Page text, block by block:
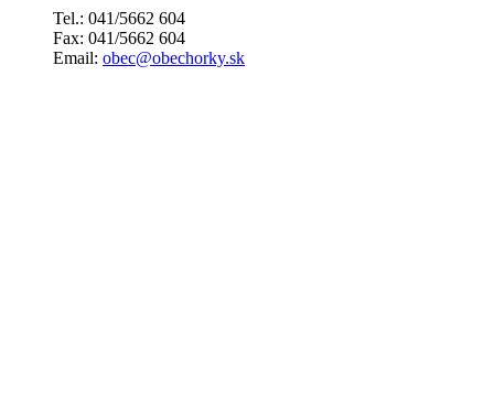
Tel.: 041/5662 604
Fax: 041/5662 604
Email: obec@obechorky.sk